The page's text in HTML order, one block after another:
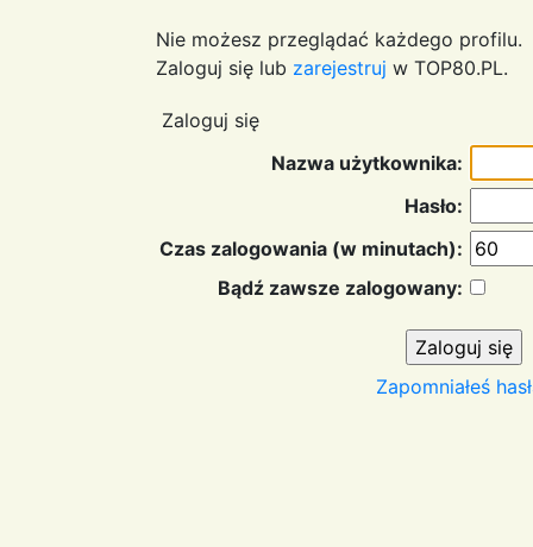
Nie możesz przeglądać każdego profilu.
Zaloguj się lub zarejestruj w TOP80.PL.
Zaloguj się
Nazwa użytkownika:
Hasło:
Czas zalogowania (w minutach):
Bądź zawsze zalogowany:
Zapomniałeś